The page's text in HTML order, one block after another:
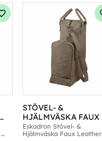
Lägg till i favoriter
STÖVEL- &
HJÄLMVÄSKA FAUX
LEATHER PLATINUM
SMOKY TAUPE
Eskadron Stövel- &
Hjälmväska Faux Leather